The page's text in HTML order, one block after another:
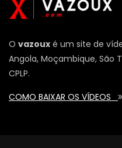
O vazoux é um site de
Angola, Moçambique, São
CPLP.
COMO BAIXAR OS VÍDEOS